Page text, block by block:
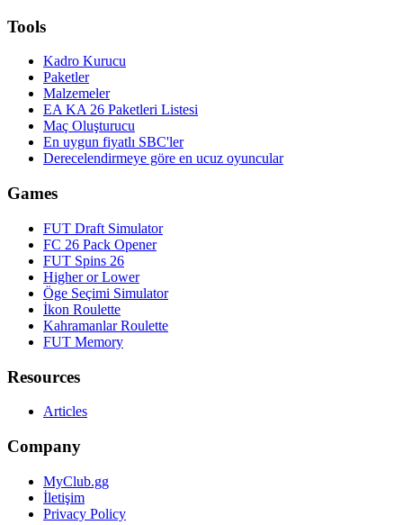
Tools
Kadro Kurucu
Paketler
Malzemeler
EA KA 26 Paketleri Listesi
Maç Oluşturucu
En uygun fiyatlı SBC'ler
Derecelendirmeye göre en ucuz oyuncular
Games
FUT Draft Simulator
FC 26 Pack Opener
FUT Spins 26
Higher or Lower
Öge Seçimi Simulator
İkon Roulette
Kahramanlar Roulette
FUT Memory
Resources
Articles
Company
MyClub.gg
İletişim
Privacy Policy